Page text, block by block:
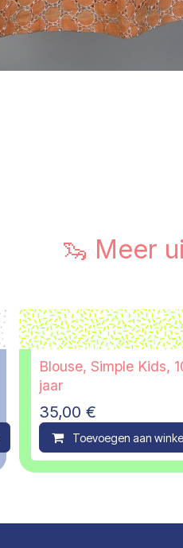
🦦 Meer
Compare
Blouse, Simple Kids,
jaar
35,00 €
Toevoegen aan